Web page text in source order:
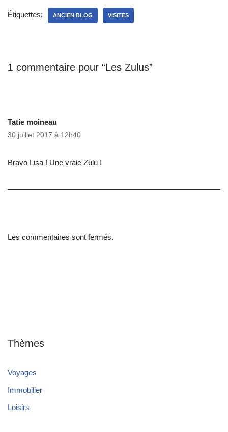
Étiquettes: ANCIEN BLOG VISITES
1 commentaire pour “Les Zulus”
Tatie moineau
30 juillet 2017 à 12h40
Bravo Lisa ! Une vraie Zulu !
Les commentaires sont fermés.
Thèmes
Voyages
Immobilier
Loisirs